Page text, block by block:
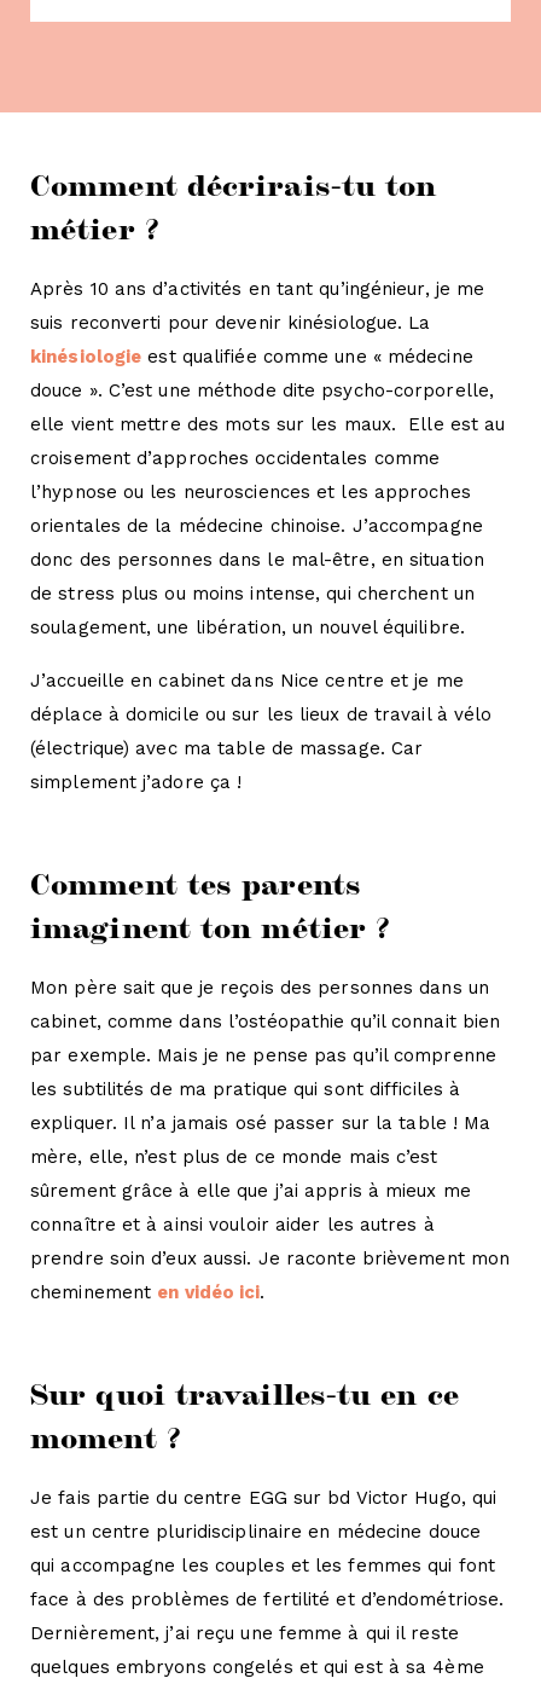
Comment décrirais-tu ton
métier ?
Après 10 ans d’activités en tant qu’ingénieur, je me
suis reconverti pour devenir kinésiologue. La
kinésiologie est qualifiée comme une « médecine
douce ». C’est une méthode dite psycho-corporelle,
elle vient mettre des mots sur les maux. Elle est au
croisement d’approches occidentales comme
l’hypnose ou les neurosciences et les approches
orientales de la médecine chinoise. J’accompagne
donc des personnes dans le mal-être, en situation
de stress plus ou moins intense, qui cherchent un
soulagement, une libération, un nouvel équilibre.
J’accueille en cabinet dans Nice centre et je me
déplace à domicile ou sur les lieux de travail à vélo
(électrique) avec ma table de massage. Car
simplement j’adore ça !
Comment tes parents
imaginent ton métier ?
Mon père sait que je reçois des personnes dans un
cabinet, comme dans l’ostéopathie qu’il connait bien
par exemple. Mais je ne pense pas qu’il comprenne
les subtilités de ma pratique qui sont difficiles à
expliquer. Il n’a jamais osé passer sur la table ! Ma
mère, elle, n’est plus de ce monde mais c’est
sûrement grâce à elle que j’ai appris à mieux me
connaître et à ainsi vouloir aider les autres à
prendre soin d’eux aussi. Je raconte brièvement mon
cheminement en vidéo ici.
Sur quoi travailles-tu en ce
moment ?
Je fais partie du centre EGG sur bd Victor Hugo, qui
est un centre pluridisciplinaire en médecine douce
qui accompagne les couples et les femmes qui font
face à des problèmes de fertilité et d’endométriose.
Dernièrement, j’ai reçu une femme à qui il reste
quelques embryons congelés et qui est à sa 4ème